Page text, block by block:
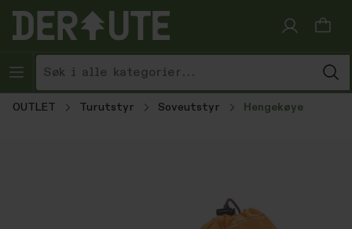
Hopp til innhold
OUTLET Turutstyr Soveutstyr Hengekøye